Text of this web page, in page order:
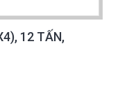
12 TẤN,